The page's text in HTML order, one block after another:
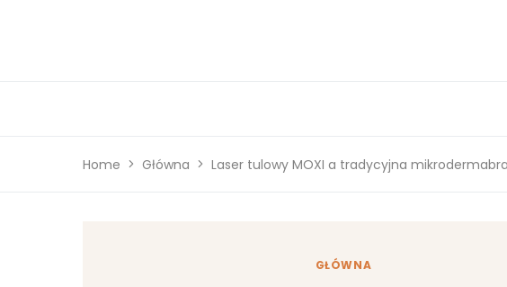
Home Główna Laser tulowy MOXI a tradycyjna
GŁÓWNA